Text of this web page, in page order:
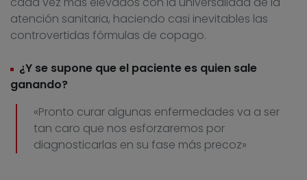
atención sanitaria, haciendo casi inevitables las
controvertidas fórmulas de copago.
¿Y se supone que el paciente es quien sale
ganando?
«Pronto curar algunas enfermedades va a ser
tan caro que nos esforzaremos por
diagnosticarlas en su fase más precoz»